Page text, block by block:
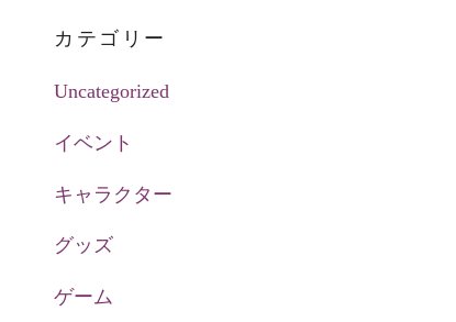
カテゴリー
Uncategorized
イベント
キャラクター
グッズ
ゲーム